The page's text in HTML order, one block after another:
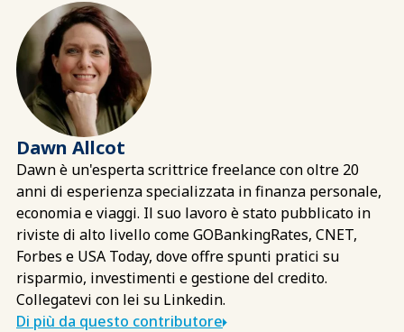
Dawn Allcot
Dawn è un'esperta scrittrice freelance con oltre 20
anni di esperienza specializzata in finanza personale,
economia e viaggi. Il suo lavoro è stato pubblicato in
riviste di alto livello come GOBankingRates, CNET,
Forbes e USA Today, dove offre spunti pratici su
risparmio, investimenti e gestione del credito.
Collegatevi con lei su Linkedin.
Di più da questo contributore